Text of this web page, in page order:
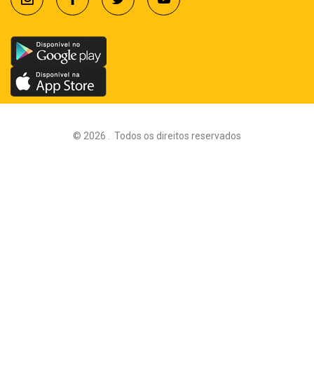
© 2026 Todos os direitos reservados